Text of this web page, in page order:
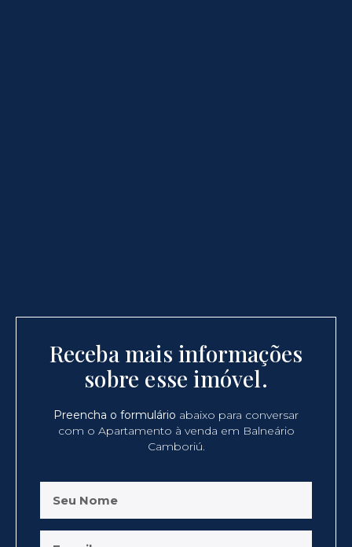
Receba mais informações
sobre esse imóvel.
Preencha o formulário abaixo para conversar
com o Apartamento à venda em Balneário
Camboriú.